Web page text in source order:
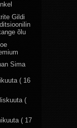
Gildi
õlu
Sima
( 16
(
( 17